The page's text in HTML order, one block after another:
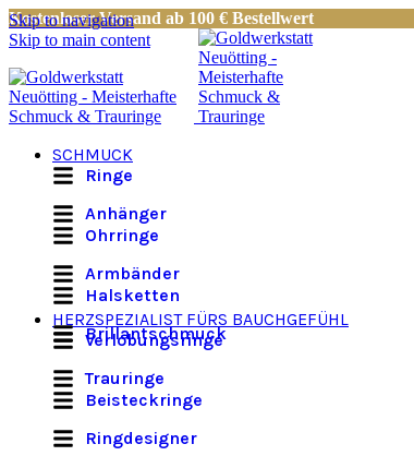
Skip to navigation
Skip to main content
Kostenloser Versand ab 100 € Bestellwert
SCHMUCK
Ringe
Anhänger
Ohrringe
Armbänder
Halsketten
Brillantschmuck
HERZSPEZIALIST FÜRS BAUCHGEFÜHL
Verlobungsringe
Trauringe
Beisteckringe
Ringdesigner